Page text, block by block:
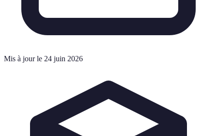
Mis à jour le 24 juin 2026